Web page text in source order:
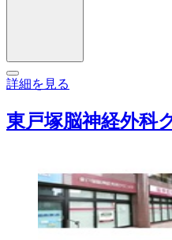
詳細を見る
東戸塚脳神経外科